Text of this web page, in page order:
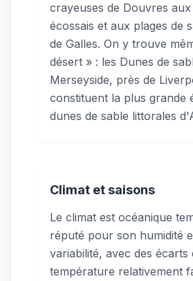
crayeuses de Douvres
écossais et aux plages de
de Galles. On y trouve
désert » : les Dunes de
Merseyside, près de
constituent la plus grande
dunes de sable littorales
Climat et saisons
Le climat est océanique
réputé pour son humidité
variabilité, avec des écarts
température relativement